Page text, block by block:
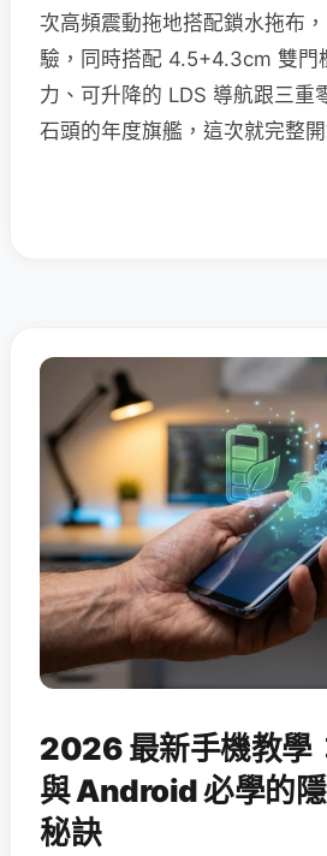
次高頻震動拖地搭配鎖水拖布
驗，同時搭配 4.5+4.3cm 雙門
力、可升降的 LDS 導航跟三重
石頭的年度旗艦，這次就完整
2026 最新手機教學
與 Android 必學的
秘訣